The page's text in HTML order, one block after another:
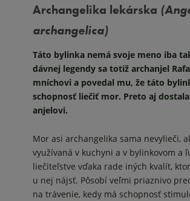
Archangelika lekárska
archangelica)
Táto bylinka nemá svoje meno iba
dávnej legendy sa totiž archanjel
mníchovi a povedal mu, že táto
schopnosť liečiť mor. Preto aj
anjelovi.
Mor asi archangelika sama nevylieči,
využívaná v kuchyni a v bylinkovom a
liečiteľstve vďaka rade iných kvalít,
u nej nájsť. Pôsobí veľmi priaznivo
na trávenie, kedy má schopnosť